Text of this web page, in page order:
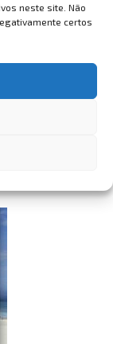
neste site. Não
certos